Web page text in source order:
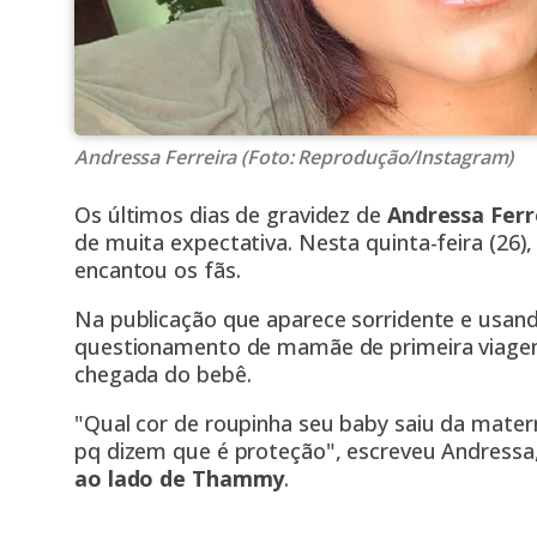
Andressa Ferreira (Foto: Reprodução/Instagram)
Os últimos dias de gravidez de Andressa
de muita expectativa. Nesta quinta-feira
encantou os fãs.
Na publicação que aparece sorridente e
questionamento de mamãe de primeira
chegada do bebê.
"Qual cor de roupinha seu baby saiu da
pq dizem que é proteção", escreveu
ao lado de Thammy.